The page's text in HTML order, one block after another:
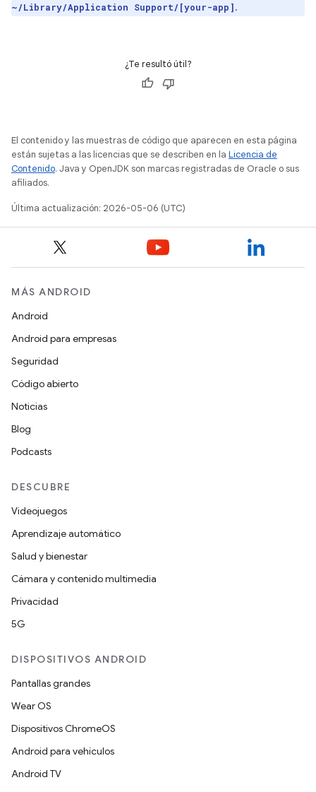
~/Library/Application Support/[your-app].
¿Te resultó útil?
El contenido y las muestras de código que aparecen en esta página
están sujetas a las licencias que se describen en la Licencia de
Contenido. Java y OpenJDK son marcas registradas de Oracle o sus
afiliados.
Última actualización: 2026-05-06 (UTC)
MÁS ANDROID
Android
Android para empresas
Seguridad
Código abierto
Noticias
Blog
Podcasts
DESCUBRE
Videojuegos
Aprendizaje automático
Salud y bienestar
Cámara y contenido multimedia
Privacidad
5G
DISPOSITIVOS ANDROID
Pantallas grandes
Wear OS
Dispositivos ChromeOS
Android para vehículos
Android TV